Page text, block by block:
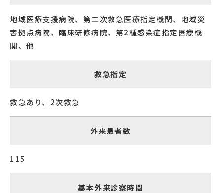
地域医療支援病院、第二次救急医療指定機関、地域災
害拠点病院、臨床研修病院、第2種感染症指定医療機
関、他
救急指定
救急あり、2次救急
外来患者数
115
基本外来診察時間